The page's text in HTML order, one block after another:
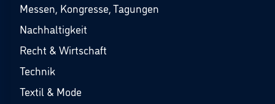
Messen, Kongresse, Tagungen
Nachhaltigkeit
Recht & Wirtschaft
Technik
Textil & Mode